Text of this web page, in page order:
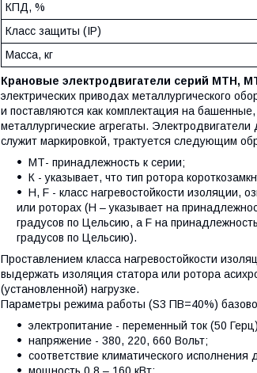
КПД, %
Класс защиты (IP)
Масса, кг
Крановые электродвигатели серий МТН,
электрических приводах металлургического
и поставляются как комплектация на
металлургические агрегаты.
служит маркировкой, трактуется следующим
МТ- принадлежность к серии;
К - указывает, что тип ротора
Н, F - класс нагревостойкости изоляции,
или роторах (Н – указывает на
градусов по Цельсию, а F на
градусов по Цельсию).
Проставлением класса нагревостойкости
выдержать изоляция статора или ротора
(установленной) нагрузке.
Параметры режима работы (S3 ПВ=40%)
электропитание - переменный ток (50
напряжение - 380, 220, 660 Вольт;
соответствие климатического